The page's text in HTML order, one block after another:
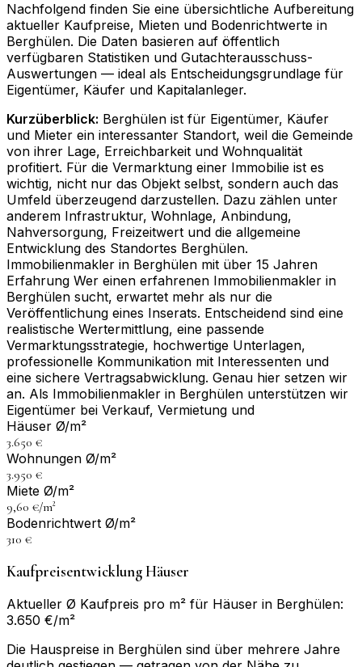
Nachfolgend finden Sie eine übersichtliche Aufbereitung
aktueller Kaufpreise, Mieten und Bodenrichtwerte in
Berghülen. Die Daten basieren auf öffentlich
verfügbaren Statistiken und Gutachterausschuss-
Auswertungen — ideal als Entscheidungsgrundlage für
Eigentümer, Käufer und Kapitalanleger.
Kurzüberblick: Berghülen ist für Eigentümer, Käufer
und Mieter ein interessanter Standort, weil die Gemeinde
von ihrer Lage, Erreichbarkeit und Wohnqualität
profitiert. Für die Vermarktung einer Immobilie ist es
wichtig, nicht nur das Objekt selbst, sondern auch das
Umfeld überzeugend darzustellen. Dazu zählen unter
anderem Infrastruktur, Wohnlage, Anbindung,
Nahversorgung, Freizeitwert und die allgemeine
Entwicklung des Standortes Berghülen.
Immobilienmakler in Berghülen mit über 15 Jahren
Erfahrung Wer einen erfahrenen Immobilienmakler in
Berghülen sucht, erwartet mehr als nur die
Veröffentlichung eines Inserats. Entscheidend sind eine
realistische Wertermittlung, eine passende
Vermarktungsstrategie, hochwertige Unterlagen,
professionelle Kommunikation mit Interessenten und
eine sichere Vertragsabwicklung. Genau hier setzen wir
an. Als Immobilienmakler in Berghülen unterstützen wir
Eigentümer bei Verkauf, Vermietung und
Häuser Ø/m²
3.650 €
Wohnungen Ø/m²
3.950 €
Miete Ø/m²
9,60 €/m²
Bodenrichtwert Ø/m²
310 €
Kaufpreisentwicklung Häuser
Aktueller Ø Kaufpreis pro m² für Häuser in Berghülen:
3.650 €/m²
Die Hauspreise in Berghülen sind über mehrere Jahre